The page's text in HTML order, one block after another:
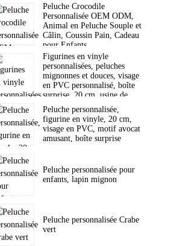
Peluche Crocodile
Personnalisée OEM ODM,
Animal en Peluche Souple et
Câlin, Coussin Pain, Cadeau
pour Enfants
Figurines en vinyle
personnalisées, peluches
mignonnes et douces, visage
en PVC personnalisé, boîte
surprise, 20 cm, usine de
jouets
Peluche personnalisée,
figurine en vinyle, 20 cm,
visage en PVC, motif avocat
amusant, boîte surprise
Peluche personnalisée pour
enfants, lapin mignon
Peluche personnalisée Crabe
vert